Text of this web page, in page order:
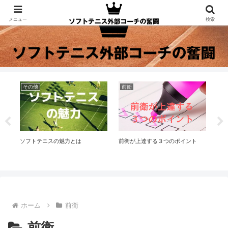
その他
ソフトテニスの魅力とは
前衛
前衛が上達する３つのポイント
ホーム 前衛
メニュー 検索